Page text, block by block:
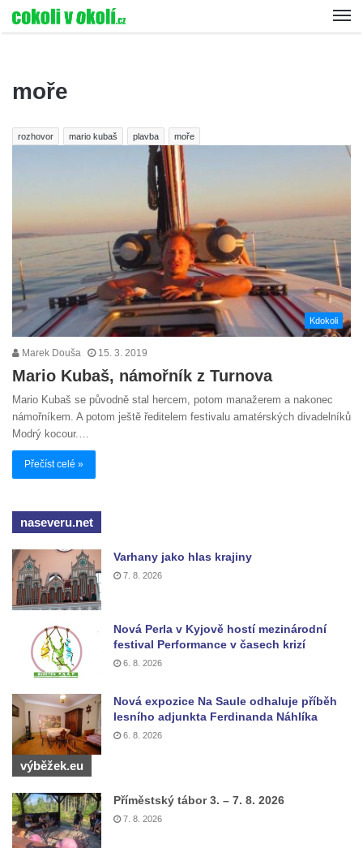
moře
rozhovor mario kubaš plavba moře
Kdokoli
Marek Douša 15. 3. 2019
Mario Kubaš, námořník z Turnova
Mario Kubaš se původně stal hercem, potom manažerem a nakonec
námořníkem. A potom ještě ředitelem festivalu amatérských divadelníků
Modrý kocour.…
Přečíst celé »
naseveru.net
Varhany jako hlas krajiny
7. 8. 2026
Nová Perla v Kyjově hostí mezinárodní
festival Performance v časech krizí
6. 8. 2026
Nová expozice Na Saule odhaluje příběh
lesního adjunkta Ferdinanda Náhlíka
6. 8. 2026
výběžek.eu
Příměstský tábor 3. – 7. 8. 2026
7. 8. 2026